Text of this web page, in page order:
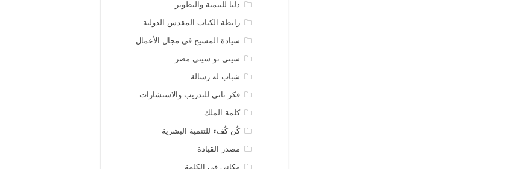
دلتا للتنمية والتطوير
رابطة الكتاب المقدس الدولية
سيادة المسيح في مجال الأعمال
سيتي تو سيتي مصر
شباب له رسالة
فكر تاني للتدريب والاستشارات
كلمة الملك
كُن كُفء للتنمية البشرية
مصدر القيادة
مكاني في الكلمة